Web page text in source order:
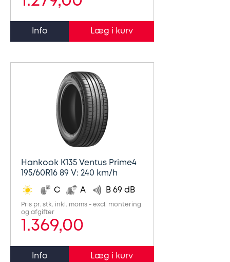
Info
Hankook K135 Ventus Prime4
195/60R16 89 V: 240 km/h
C A B 69 dB
Pris pr. stk. inkl. moms - excl. montering
og afgifter
1.369,00
Info